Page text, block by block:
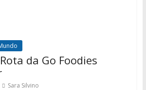
da Go Foodies
Sara Silvino